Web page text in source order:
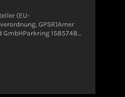
(EU-
GPSR)Amer
GmbHParkring 1585748